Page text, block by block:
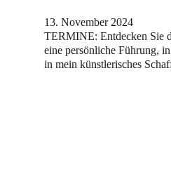
13. November 2024
TERMINE: Entdecken Sie
eine persönliche Führung,
in mein künstlerisches